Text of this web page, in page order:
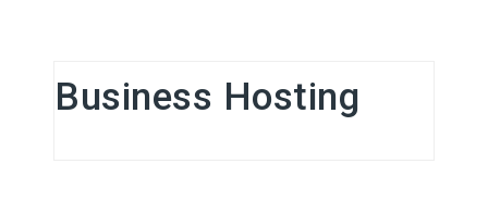
Business Hosting